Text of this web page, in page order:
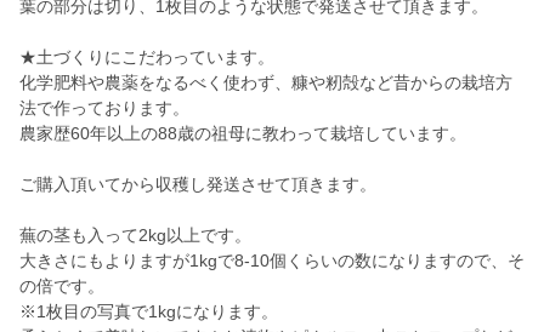
葉の部分は切り、1枚目のような状態で発送させて頂きます。
★土づくりにこだわっています。
化学肥料や農薬をなるべく使わず、糠や籾殻など昔からの栽培方
法で作っております。
農家歴60年以上の88歳の祖母に教わって栽培しています。
ご購入頂いてから収穫し発送させて頂きます。
蕪の茎も入って2kg以上です。
大きさにもよりますが1kgで8-10個くらいの数になりますので、そ
の倍です。
※1枚目の写真で1kgになります。